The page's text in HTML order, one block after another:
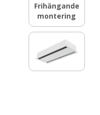
Frihängande
montering